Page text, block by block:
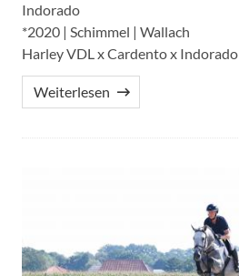
Indorado
*2020 | Schimmel | Wallach
Harley VDL x Cardento x Indorado
Weiterlesen